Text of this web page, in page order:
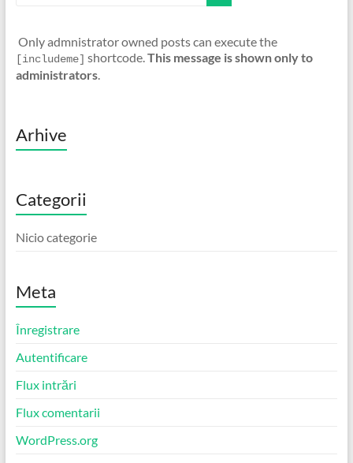
Only admnistrator owned posts can execute the
[includeme] shortcode.This message is shown only to
administrators.
Arhive
Categorii
Nicio categorie
Meta
Înregistrare
Autentificare
Flux intrări
Flux comentarii
WordPress.org